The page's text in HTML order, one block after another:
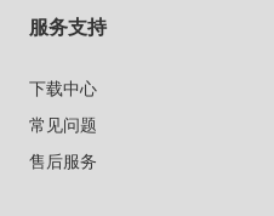
服务支持
下载中心
常见问题
售后服务